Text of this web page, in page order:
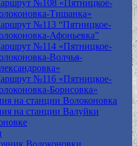
№108 «Пятницкое-
Тишанка»
№113 “Пятницкое-
Афоньевка”
№114 «Пятницкое-
Волчья-
№116 «Пятницкое-
Борисовка»
на станции Волоконовка
на станции Валуйки
Волоконовки